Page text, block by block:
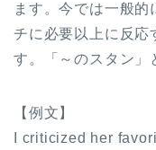
ます。今では一般
チに必要以上に反応
す。「～のスタン」
【例文】
I criticized her